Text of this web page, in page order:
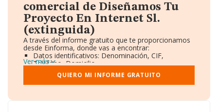
comercial de Diseñamos Tu
Proyecto En Internet Sl.
(extinguida)
A través del informe gratuito que te proporcionamos
desde Einforma, donde vas a encontrar:
Datos identificativos: Denominación, CIF,
Teléfono, Domicilio.
Informe Mercantil Completo (BORME).
Gráficos de Evolución Ventas y Empleados.
Consejo de Administración y Administradores.
Accionistas.
Ver más
QUIERO MI INFORME GRATUITO